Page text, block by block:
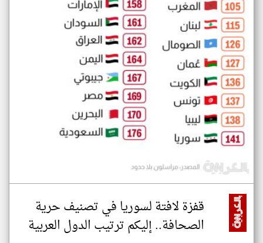
قفزة لافتة لسوريا في تصنيف حرية
الصحافة.. إليكم ترتيب الدول العربية